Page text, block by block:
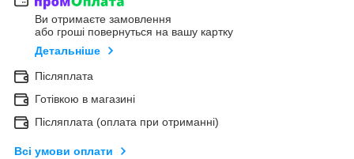
Ви отримаєте замовлення
або гроші повернуться на вашу картку
Детальніше
Післяплата
Готівкою в магазині
Післяплата (оплата при отриманні)
Всі умови оплати